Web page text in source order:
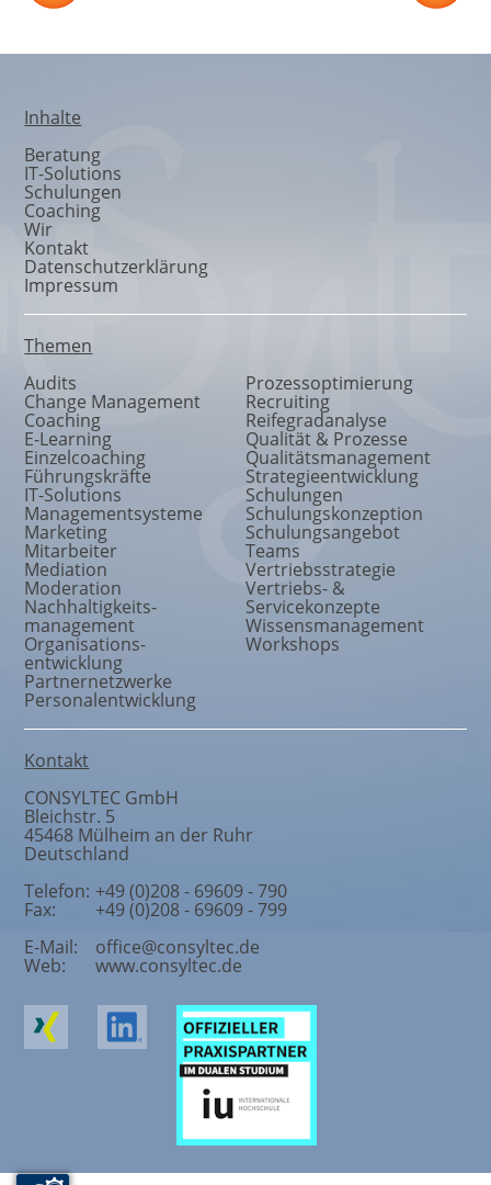
Inhalte
Beratung
IT-Solutions
Schulungen
Coaching
Wir
Kontakt
Datenschutzerklärung
Impressum
Themen
Audits
Change Management
Coaching
E-Learning
Einzelcoaching
Führungskräfte
IT-Solutions
Managementsysteme
Marketing
Mitarbeiter
Mediation
Moderation
Nachhaltigkeits-
management
Organisations-
entwicklung
Partnernetzwerke
Personalentwicklung
Prozessoptimierung
Recruiting
Reifegradanalyse
Qualität & Prozesse
Qualitätsmanagement
Strategieentwicklung
Schulungen
Schulungskonzeption
Schulungsangebot
Teams
Vertriebsstrategie
Vertriebs- &
Servicekonzepte
Wissensmanagement
Workshops
Kontakt
CONSYLTEC GmbH
Bleichstr. 5
45468 Mülheim an der Ruhr
Deutschland
Telefon: +49 (0)208 - 69609 - 790
Fax:
+49 (0)208 - 69609 - 799
E-Mail:
office@consyltec.de
Web: www.consyltec.de